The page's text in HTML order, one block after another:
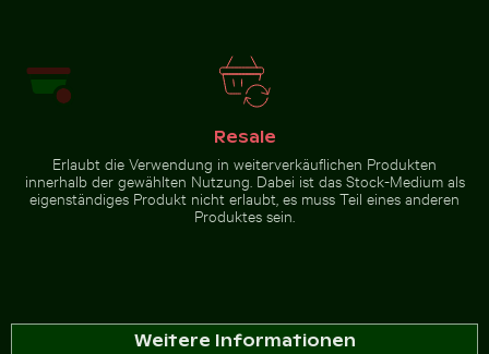
Resale
Erlaubt die Verwendung in weiterverkäuflichen Produkten
innerhalb der gewählten Nutzung. Dabei ist das Stock-Medium als
eigenständiges Produkt nicht erlaubt, es muss Teil eines anderen
Produktes sein.
Weitere Informationen